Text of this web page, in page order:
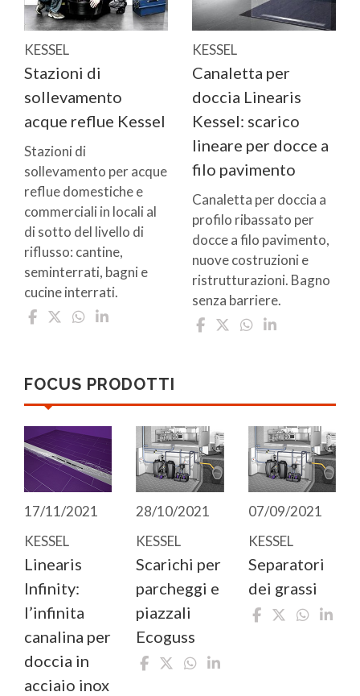
KESSEL
Stazioni di
sollevamento
acque reflue Kessel
Stazioni di
sollevamento per acque
reflue domestiche e
commerciali in locali al
di sotto del livello di
riflusso: cantine,
seminterrati, bagni e
cucine interrati.
KESSEL
Canaletta per
doccia Linearis
Kessel: scarico
lineare per docce a
filo pavimento
Canaletta per doccia a
profilo ribassato per
docce a filo pavimento,
nuove costruzioni e
ristrutturazioni. Bagno
senza barriere.
FOCUS PRODOTTI
17/11/2021
KESSEL
Linearis
Infinity:
l’infinita
canalina per
doccia in
acciaio inox
28/10/2021
KESSEL
Scarichi per
parcheggi e
piazzali
Ecoguss
07/09/2021
KESSEL
Separatori
dei grassi